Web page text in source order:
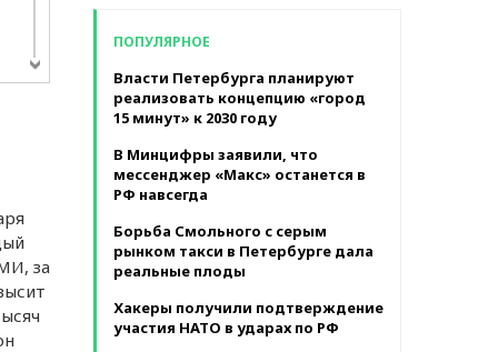
за
ПОПУЛЯРНОЕ
Власти Петербурга планируют
реализовать концепцию «город
15 минут» к 2030 году
В Минцифры заявили, что
мессенджер «Макс» останется в
РФ навсегда
Борьба Смольного с серым
рынком такси в Петербурге дала
реальные плоды
Хакеры получили подтверждение
участия НАТО в ударах по РФ